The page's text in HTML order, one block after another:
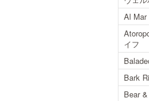
Al Mar
イフ
Bark
Bear